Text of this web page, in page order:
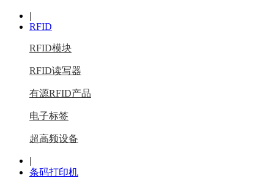
|
RFID
RFID模块
RFID读写器
有源RFID产品
电子标签
超高频设备
|
条码打印机